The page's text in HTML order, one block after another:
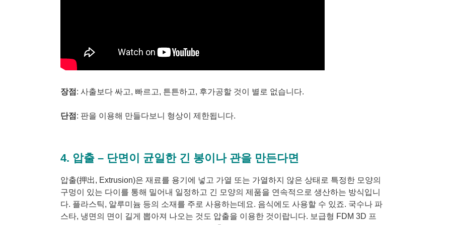
장점 : 사출보다 싸고, 빠르고, 튼튼하고, 후가공할 것이 별로 없습니다.
단점 : 판을 이용해 만들다보니 형상이 제한됩니다.
4. 압출 – 단면이 균일한 긴 봉이나 관을 만든다면
압출(押出, Extrusion)은 재료를 용기에 넣고 가열 또는 가열하지 않은 상태로 특정한 모양의
구멍이 있는 다이를 통해 밀어내 일정하고 긴 모양의 제품을 연속적으로 생산하는 방식입니
다. 플라스틱, 알루미늄 등의 소재를 주로 사용하는데요. 음식에도 사용할 수 있죠. 국수나 파
스타, 냉면의 면이 길게 뽑아져 나오는 것도 압출을 이용한 것이랍니다. 보급형 FDM 3D 프